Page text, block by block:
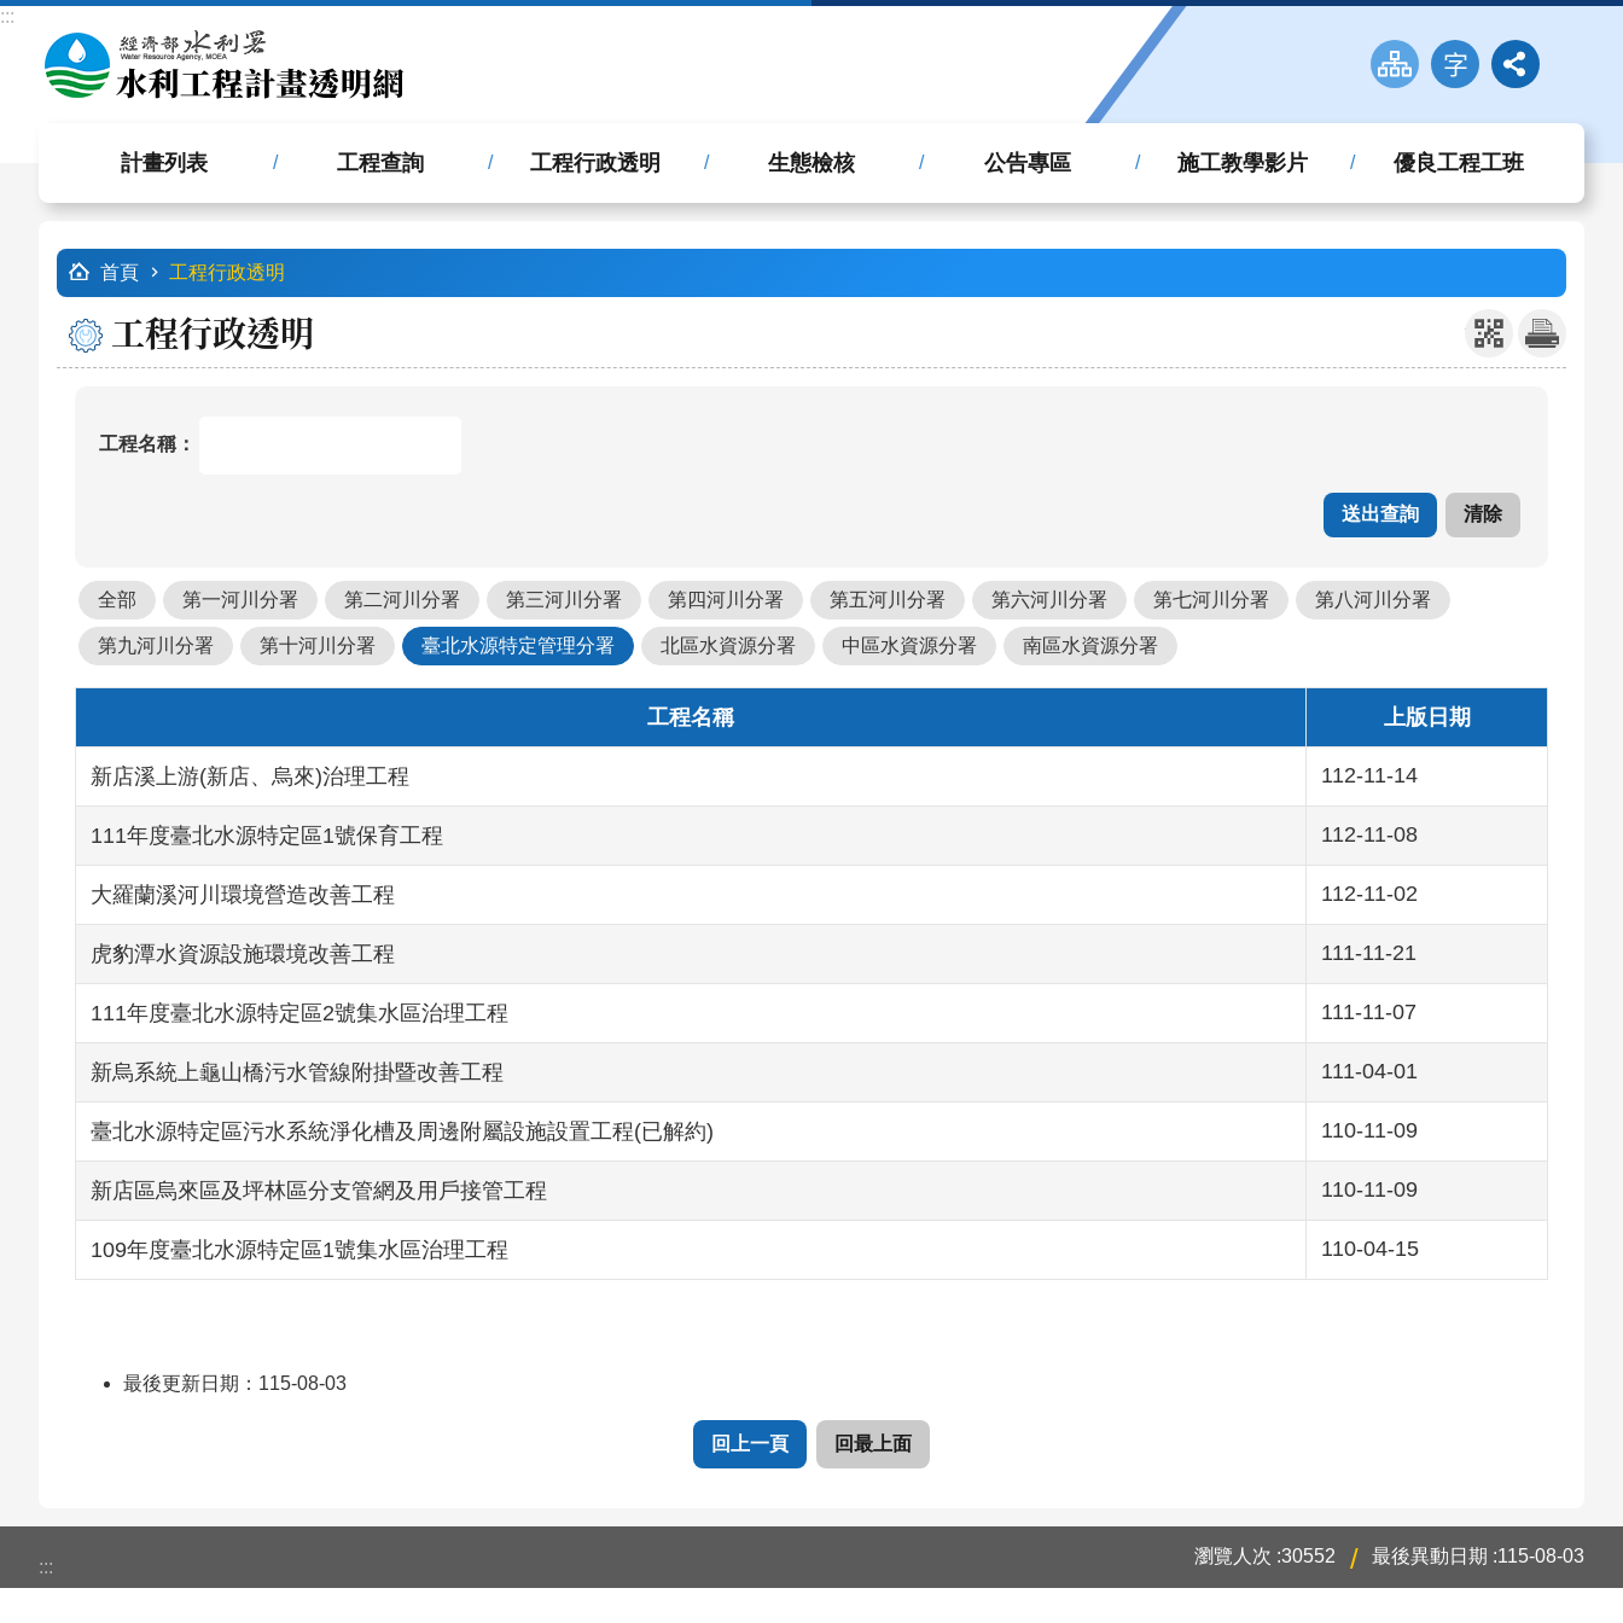
跳到主要內容區塊
:::
計畫列表 工程查詢 工程行政透明 生態檢核 公告專區 施工教學影片 優良工程工班
:::
首頁 工程行政透明
工程行政透明 _
工程名稱：
全部 第一河川分署 第二河川分署 第三河川分署 第四河川分署 第五河川分署 第六河川分署 第七河川分署 第八河川分署
第九河川分署 第十河川分署 臺北水源特定管理分署 北區水資源分署 中區水資源分署 南區水資源分署
工程名稱 上版日期
新店溪上游(新店、烏來)治理工程 112-11-14
111年度臺北水源特定區1號保育工程 112-11-08
大羅蘭溪河川環境營造改善工程 112-11-02
虎豹潭水資源設施環境改善工程 111-11-21
111年度臺北水源特定區2號集水區治理工程 111-11-07
新烏系統上龜山橋污水管線附掛暨改善工程 111-04-01
臺北水源特定區污水系統淨化槽及周邊附屬設施設置工程(已解約) 110-11-09
新店區烏來區及坪林區分支管網及用戶接管工程 110-11-09
109年度臺北水源特定區1號集水區治理工程 110-04-15
最後更新日期：115-08-03
回上一頁 回最上面
:::
瀏覽人次 30552 最後異動日期 115-08-03